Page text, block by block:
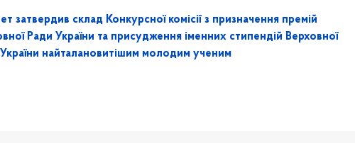
затвердив склад Конкурсної комісії з призначення премій
Ради України та присудження іменних стипендій Верховної
найталановитішим молодим ученим